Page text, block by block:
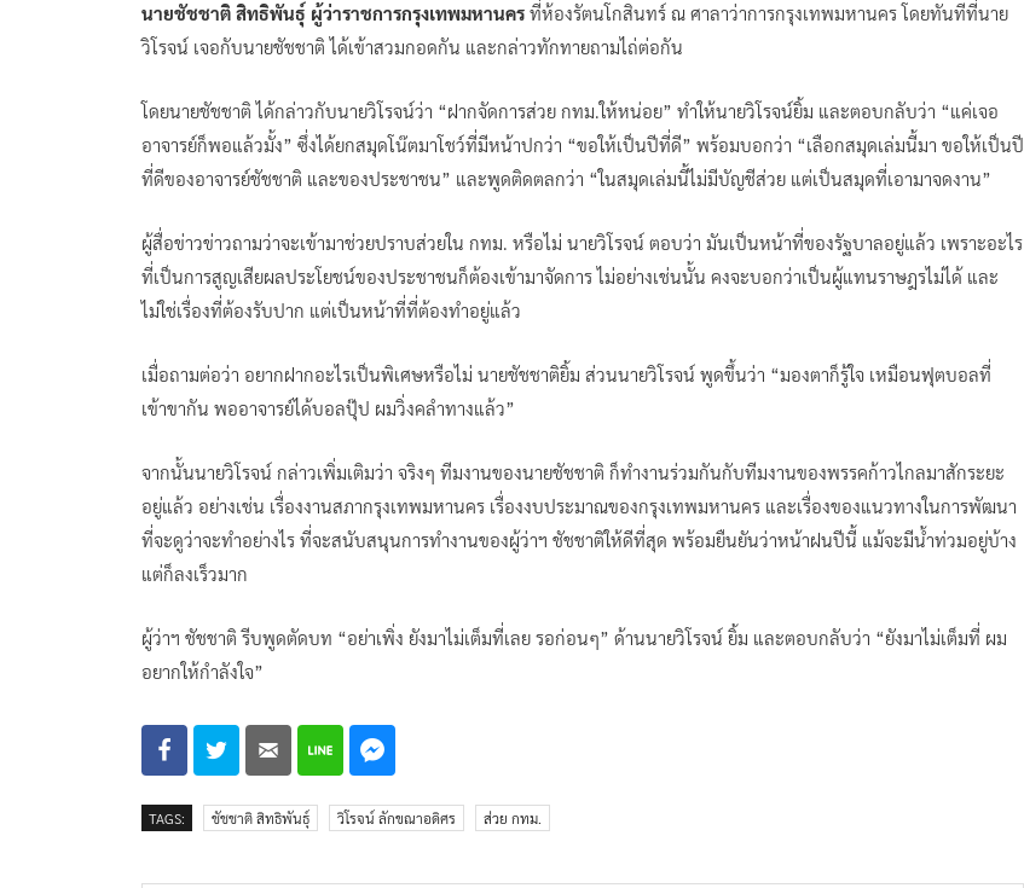
นายชัชชาติ สิทธิพันธุ์ ผู้ว่าราชการกรุงเทพมหานคร ที่ห้องรัตนโกสินทร์ ณ ศาลาว่าการกรุงเทพมหานคร โดยทันทีที่นาย
วิโรจน์ เจอกับนายชัชชาติ ได้เข้าสวมกอดกัน และกล่าวทักทายถามไถ่ต่อกัน
โดยนายชัชชาติ ได้กล่าวกับนายวิโรจน์ว่า “ฝากจัดการส่วย กทม.ให้หน่อย” ทำให้นายวิโรจน์ยิ้ม และตอบกลับว่า “แค่เจอ
อาจารย์ก็พอแล้วมั้ง” ซึ่งได้ยกสมุดโน๊ตมาโชว์ที่มีหน้าปกว่า “ขอให้เป็นปีที่ดี” พร้อมบอกว่า “เลือกสมุดเล่มนี้มา ขอให้เป็นปี
ที่ดีของอาจารย์ชัชชาติ และของประชาชน” และพูดติดตลกว่า “ในสมุดเล่มนี้ไม่มีบัญชีส่วย แต่เป็นสมุดที่เอามาจดงาน”
ผู้สื่อข่าวข่าวถามว่าจะเข้ามาช่วยปราบส่วยใน กทม. หรือไม่ นายวิโรจน์ ตอบว่า มันเป็นหน้าที่ของรัฐบาลอยู่แล้ว เพราะอะไร
ที่เป็นการสูญเสียผลประโยชน์ของประชาชนก็ต้องเข้ามาจัดการ ไม่อย่างเช่นนั้น คงจะบอกว่าเป็นผู้แทนราษฎรไม่ได้ และ
ไม่ใช่เรื่องที่ต้องรับปาก แต่เป็นหน้าที่ที่ต้องทำอยู่แล้ว
เมื่อถามต่อว่า อยากฝากอะไรเป็นพิเศษหรือไม่ นายชัชชาติยิ้ม ส่วนนายวิโรจน์ พูดขึ้นว่า “มองตาก็รู้ใจ เหมือนฟุตบอลที่
เข้าขากัน พออาจารย์ได้บอลปุ๊ป ผมวิ่งคลำทางแล้ว”
จากนั้นนายวิโรจน์ กล่าวเพิ่มเติมว่า จริงๆ ทีมงานของนายชัชชาติ ก็ทำงานร่วมกันกับทีมงานของพรรคก้าวไกลมาสักระยะ
อยู่แล้ว อย่างเช่น เรื่องงานสภากรุงเทพมหานคร เรื่องงบประมาณของกรุงเทพมหานคร และเรื่องของแนวทางในการพัฒนา
ที่จะดูว่าจะทำอย่างไร ที่จะสนับสนุนการทำงานของผู้ว่าฯ ชัชชาติให้ดีที่สุด พร้อมยืนยันว่าหน้าฝนปีนี้ แม้จะมีน้ำท่วมอยู่บ้าง
แต่ก็ลงเร็วมาก
ผู้ว่าฯ ชัชชาติ รีบพูดตัดบท “อย่าเพิ่ง ยังมาไม่เต็มที่เลย รอก่อนๆ” ด้านนายวิโรจน์ ยิ้ม และตอบกลับว่า “ยังมาไม่เต็มที่ ผม
อยากให้กำลังใจ”
TAGS: ชัชชาติ สิทธิพันธุ์ วิโรจน์ ลักขณาอดิศร ส่วย กทม.